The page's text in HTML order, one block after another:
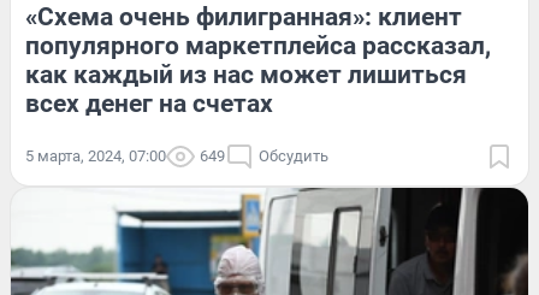
«Схема очень филигранная»: клиент
популярного маркетплейса рассказал,
как каждый из нас может лишиться
всех денег на счетах
5 марта, 2024, 07:00 649 Обсудить